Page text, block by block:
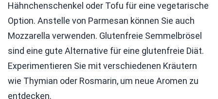
Hähnchenschenkel oder Tofu für eine vegetarische
Option. Anstelle von Parmesan können Sie auch
Mozzarella verwenden. Glutenfreie Semmelbrösel
sind eine gute Alternative für eine glutenfreie Diät.
Experimentieren Sie mit verschiedenen Kräutern
wie Thymian oder Rosmarin, um neue Aromen zu
entdecken.